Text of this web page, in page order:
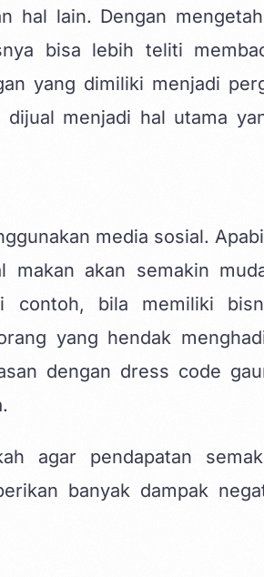
hal lain. Dengan
bisa lebih teliti
yang dimiliki menjadi
menjadi hal utama
media sosial.
akan semakin
contoh, bila memiliki
yang hendak
dengan dress code
agar pendapatan
banyak dampak